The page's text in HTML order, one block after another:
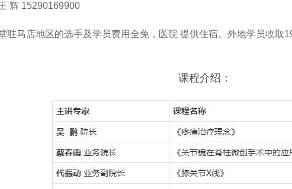
辉 15290169900
驻马店地区的选手及学员费用全免，医院 提供住宿。外地学员收取
课程介绍：